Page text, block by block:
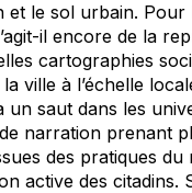
le sol urbain. Pour
il encore de la
cartographies
ville à l’échelle
un saut dans les
narration prenant
des pratiques du
active des citadins.